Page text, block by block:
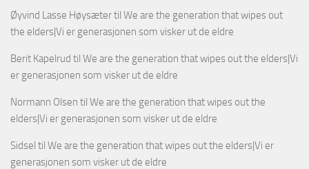
Øyvind Lasse Høysætertil We are the generation that wipes out
the elders|Vi er generasjonen som visker ut de eldre
Berit Kapelrud til We are the generation that wipes out the elders|Vi
er generasjonen som visker ut de eldre
Normann Olsen til We are the generation that wipes out the
elders|Vi er generasjonen som visker ut de eldre
Sidsel til We are the generation that wipes out the elders|Vi er
generasjonen som visker ut de eldre